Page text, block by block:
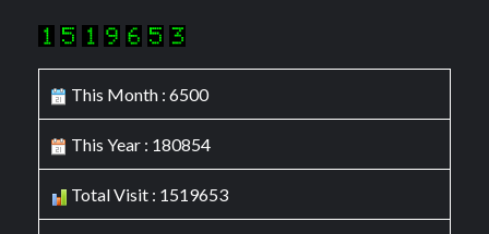
This Month : 6500
This Year : 180854
Total Visit : 1519653